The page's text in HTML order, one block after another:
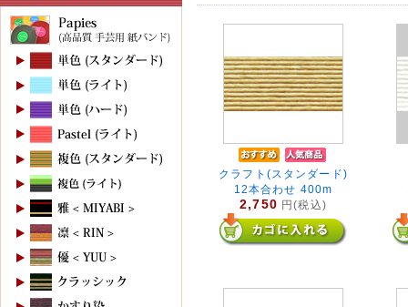
クラフト(スタンダード)
12本合わせ 400m
2,750 円(税込)